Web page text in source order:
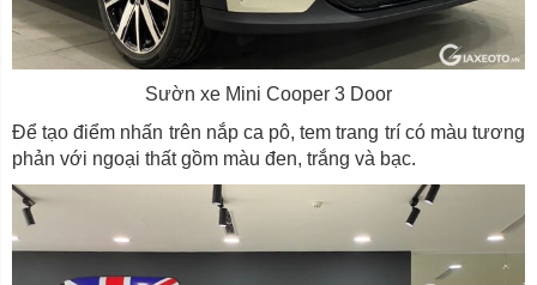
Sườn xe Mini Cooper 3 Door
Để tạo điểm nhấn trên nắp ca pô, tem trang trí có màu tương
phản với ngoại thất gồm màu đen, trắng và bạc.